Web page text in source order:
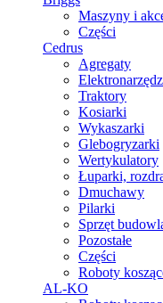
Maszyny i
Części
Cedrus
Agregaty
Traktory
Kosiarki
Wykaszarki
Glebogryzarki
Wertykulatory
Łuparki,
Dmuchawy
Pilarki
Sprzęt
Pozostałe
Części
Roboty
AL-KO